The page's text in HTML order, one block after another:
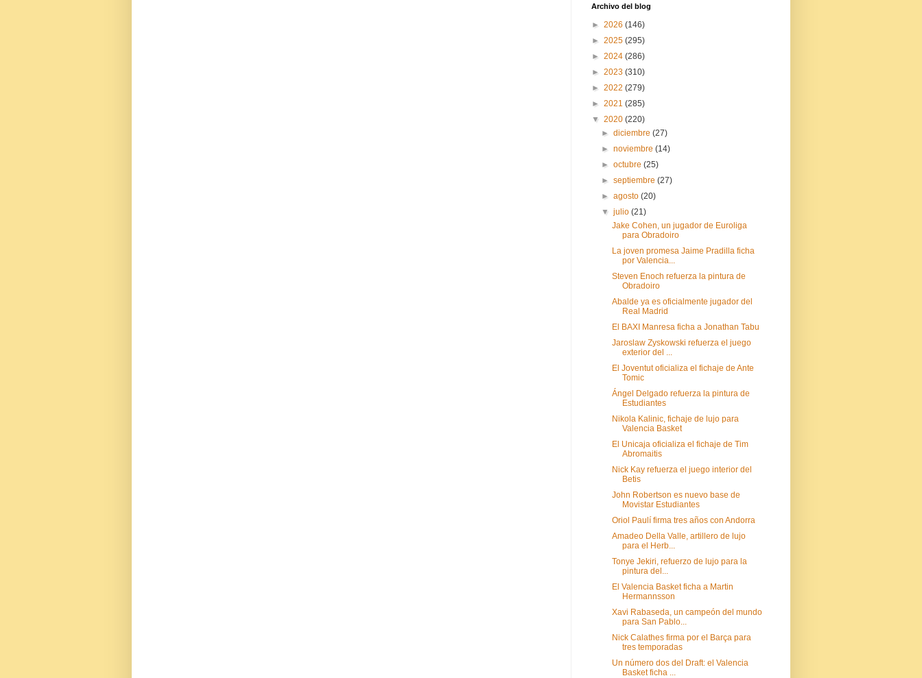
Archivo del blog
► 2026 (146)
► 2025 (295)
► 2024 (286)
► 2023 (310)
► 2022 (279)
► 2021 (285)
▼ 2020 (220)
►diciembre(27)
►noviembre(14)
►octubre(25)
►septiembre(27)
►agosto(20)
▼julio(21)
Jake Cohen, un jugador de Euroliga
para Obradoiro
La joven promesa Jaime Pradilla ficha
por Valencia...
Steven Enoch refuerza la pintura de
Obradoiro
Abalde ya es oficialmente jugador del
Real Madrid
El BAXI Manresa ficha a Jonathan Tabu
Jaroslaw Zyskowski refuerza el juego
exterior del ...
El Joventut oficializa el fichaje de Ante
Tomic
Ángel Delgado refuerza la pintura de
Estudiantes
Nikola Kalinic, fichaje de lujo para
Valencia Basket
El Unicaja oficializa el fichaje de Tim
Abromaitis
Nick Kay refuerza el juego interior del
Betis
John Robertson es nuevo base de
Movistar Estudiantes
Oriol Paulí firma tres años con Andorra
Amadeo Della Valle, artillero de lujo
para el Herb...
Tonye Jekiri, refuerzo de lujo para la
pintura del...
El Valencia Basket ficha a Martin
Hermannsson
Xavi Rabaseda, un campeón del mundo
para San Pablo...
Nick Calathes firma por el Barça para
tres temporadas
Un número dos del Draft: el Valencia
Basket ficha ...